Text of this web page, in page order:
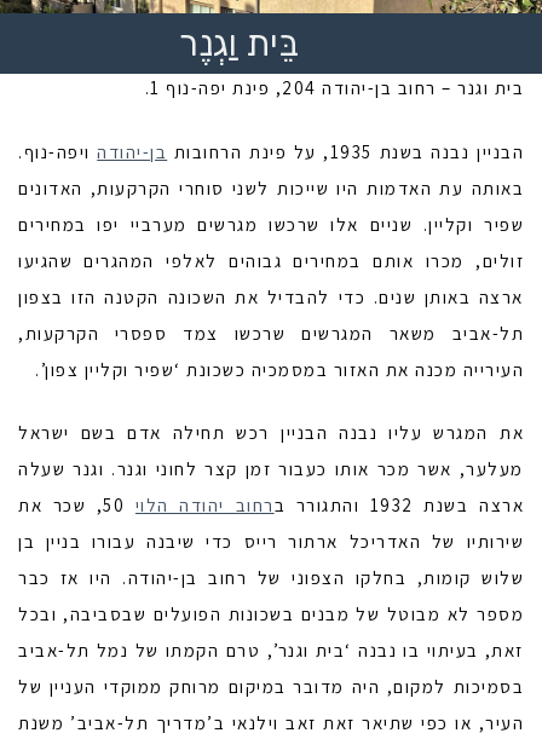
בֵּית וַגְנֶר
בית וגנר – רחוב בן-יהודה 204, פינת יפה-נוף 1.
הבניין נבנה בשנת 1935, על פינת הרחובות בן-יהודהויפה-נוף.
באותה עת האדמות היו שייכות לשני סוחרי הקרקעות, האדונים
שפיר וקליין. שניים אלו שרכשו מגרשים מערביי יפו במחירים
זולים, מכרו אותם במחירים גבוהים לאלפי המהגרים שהגיעו
ארצה באותן שנים. כדי להבדיל את השכונה הקטנה הזו בצפון
תל-אביב משאר המגרשים שרכשו צמד ספסרי הקרקעות,
העירייה מכנה את האזור במסמכיה כשכונת ‘שפיר וקליין צפון’.
את המגרש עליו נבנה הבניין רכש תחילה אדם בשם ישראל
מעלער, אשר מכר אותו כעבור זמן קצר לחוני וגנר. וגנר שעלה
ארצה בשנת 1932 והתגורר ב
רחוב יהודה הלוי
50, שכר את
שירותיו של האדריכל ארתור רייס כדי שיבנה עבורו בניין בן
שלוש קומות, בחלקו הצפוני של רחוב בן-יהודה. היו אז כבר
מספר לא מבוטל של מבנים בשכונות הפועלים שבסביבה, ובכל
זאת, בעיתוי בו נבנה ‘בית וגנר’, טרם הקמתו של נמל תל-אביב
בסמיכות למקום, היה מדובר במיקום מרוחק ממוקדי העניין של
העיר, או כפי שתיאר זאת זאב וילנאי ב’מדריך תל-אביב’ משנת